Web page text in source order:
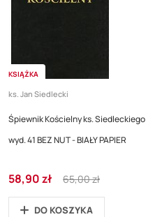
KSIĄŻKA
ks. Jan Siedlecki
Śpiewnik Kościelny ks. Siedleckiego
wyd. 41 BEZ NUT - BIAŁY PAPIER
Cena
promocyjna
58,90 zł
Regular
Price
65,00 zł
DO KOSZYKA